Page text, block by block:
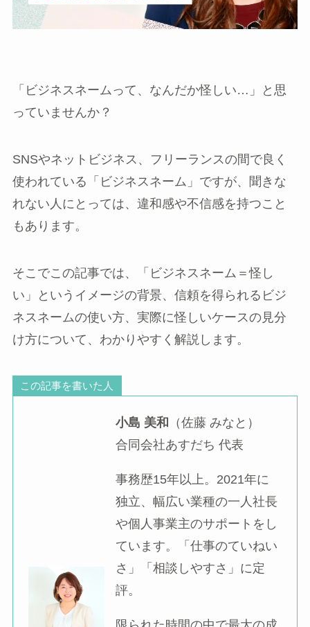
「ビジネスネームって、なんだか怪しい…」と思
っていませんか？
SNSやネットビジネス、フリーランスの間で良く
使われている「ビジネスネーム」ですが、聞きな
れない人にとっては、違和感や不信感を持つこと
もあります。
そこでこの記事では、「ビジネスネーム＝怪し
い」というイメージの背景、信頼を得られるビジ
ネスネームの使い方、実際に怪しいケースの見分
け方について、わかりやすく解説します。
この記事を書いた人
小島 美和
（佐藤 みなと）
合同会社あすだち 代表
事務歴15年以上。2021年に
独立、幅広い業種の一人社長
や個人事業主のサポートをし
ています。「仕事のていねい
さ」「相談しやすさ」に定
評。